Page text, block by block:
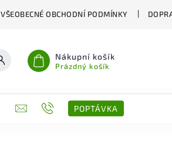
VŠEOBECNÉ OBCHODNÍ PODMÍNKY
Nákupní košík
Prázdný košík
KONTAKTY POPTÁVKA